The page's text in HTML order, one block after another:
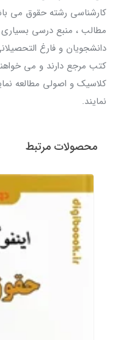
کارشناسی رشته حقوق می
مطالب ، منبع درسی
دانشجویان و فارغ
کتب مرجع دارند و می
کلاسیک و اصولی مطالعه
نمایند.
محصولات مرتبط